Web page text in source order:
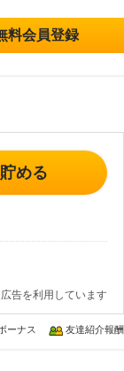
料会員登録
める
告を利用しています
ーナス 友達紹介報酬